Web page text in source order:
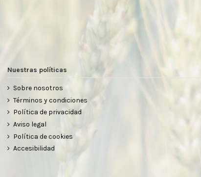
Nuestras políticas
Sobre nosotros
Términos y condiciones
Política de privacidad
Aviso legal
Política de cookies
Accesibilidad